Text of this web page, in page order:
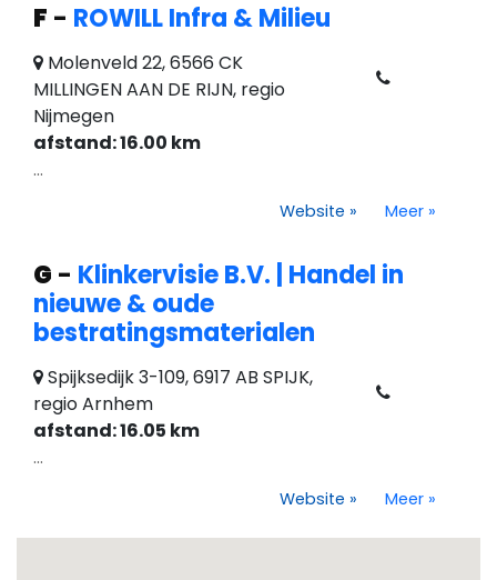
F - ROWILL Infra & Milieu
Molenveld 22, 6566 CK
MILLINGEN AAN DE RIJN, regio
Nijmegen
afstand: 16.00 km
...
Website » Meer »
G - Klinkervisie B.V. | Handel in
nieuwe & oude
bestratingsmaterialen
Spijksedijk 3-109, 6917 AB SPIJK,
regio Arnhem
afstand: 16.05 km
...
Website » Meer »